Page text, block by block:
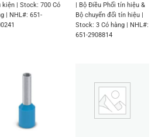
kiện | Stock: 700 Có
| NHL#: 651-
| Bộ Điều Phối tín hiệu &
Bộ chuyển đổi tín hiệu |
Stock: 3 Có hàng | NHL#:
651-2908814